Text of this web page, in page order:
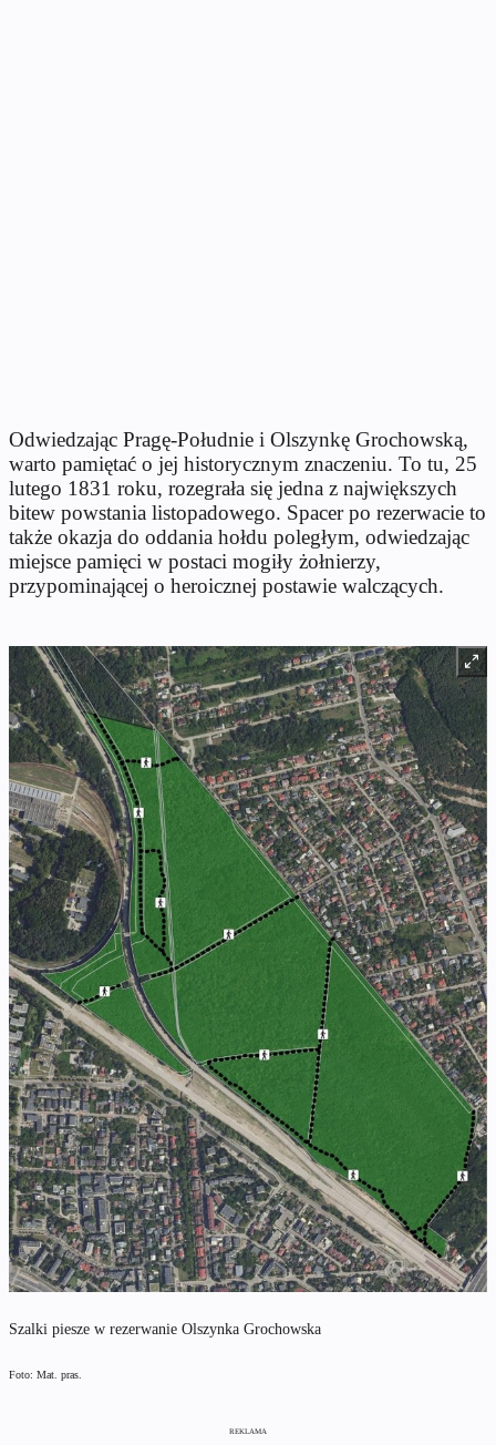
Odwiedzając Pragę-Południe i Olszynkę Grochowską,
warto pamiętać o jej historycznym znaczeniu. To tu, 25
lutego 1831 roku, rozegrała się jedna z największych
bitew powstania listopadowego. Spacer po rezerwacie to
także okazja do oddania hołdu poległym, odwiedzając
miejsce pamięci w postaci mogiły żołnierzy,
przypominającej o heroicznej postawie walczących.
Szalki piesze w rezerwanie Olszynka Grochowska
Foto: Mat. pras.
REKLAMA